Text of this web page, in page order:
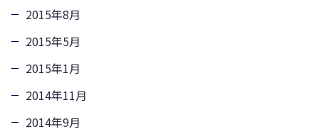
2015年8月
2015年5月
2015年1月
2014年11月
2014年9月